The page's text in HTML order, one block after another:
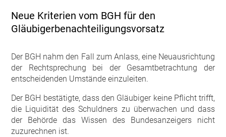
Neue Kriterien vom BGH für den
Gläubigerbenachteiligungsvorsatz
Der BGH nahm den Fall zum Anlass, eine Neuausrichtung
der Rechtsprechung bei der Gesamtbetrachtung der
entscheidenden Umstände einzuleiten.
Der BGH bestätigte, dass den Gläubiger keine Pflicht trifft,
die Liquidität des Schuldners zu überwachen und dass
der Behörde das Wissen des Bundesanzeigers nicht
zuzurechnen ist.